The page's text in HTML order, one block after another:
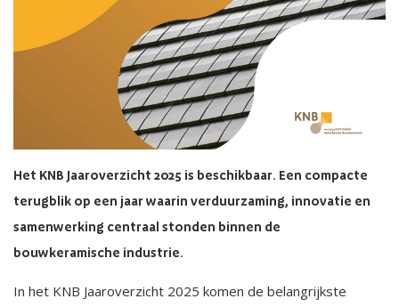
Het KNB Jaaroverzicht 2025 is beschikbaar. Een compacte
terugblik op een jaar waarin verduurzaming, innovatie en
samenwerking centraal stonden binnen de
bouwkeramische industrie.
In het KNB Jaaroverzicht 2025 komen de belangrijkste